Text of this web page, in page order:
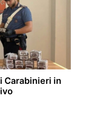
Carabinieri in